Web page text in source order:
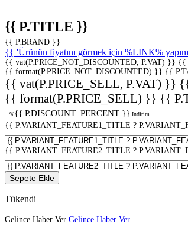
{{ P.TITLE }}
{{ P.BRAND }}
{{ 'Ürünün fiyatını görmek için %LINK%
{{ vat(P.PRICE_NOT_DISCOUNTED, P.VAT) }} {{
{{ format(P.PRICE_NOT_DISCOUNTED) }} {{
{{ vat(P.PRICE_SELL, P.VAT) }}
{{ format(P.PRICE_SELL) }} {{
%{{ P.DISCOUNT_PERCENT }} İndirim
{{ P.VARIANT_FEATURE1_TITLE ?
{{ P.VARIANT_FEATURE2_TITLE ?
Sepete Ekle
Tükendi
Gelince Haber Ver Gelince Haber Ver